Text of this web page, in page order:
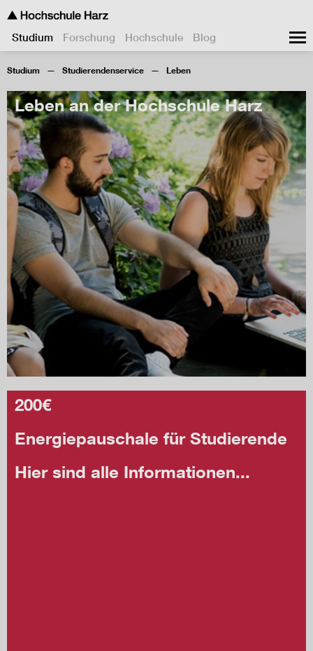
Studium Forschung Hochschule Blog
Studium Studierendenservice Leben
Leben an der Hochschule Harz
200€
Energiepauschale für Studierende
Hier sind alle Informationen...